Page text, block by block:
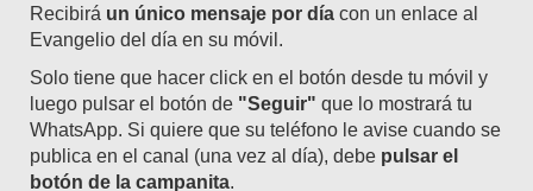
Recibirá un único mensaje por día con un enlace al
Evangelio del día en su móvil.
Solo tiene que hacer click en el botón desde tu móvil y
luego pulsar el botón de "Seguir" que lo mostrará tu
WhatsApp. Si quiere que su teléfono le avise cuando se
publica en el canal (una vez al día), debe pulsar el
botón de la campanita.